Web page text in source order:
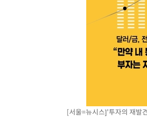
[서울=뉴시스]'투자의 재발